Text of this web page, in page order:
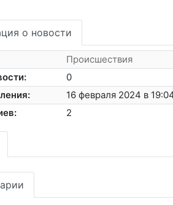
о новости
Происшествия
0
16 февраля 2024 в
2